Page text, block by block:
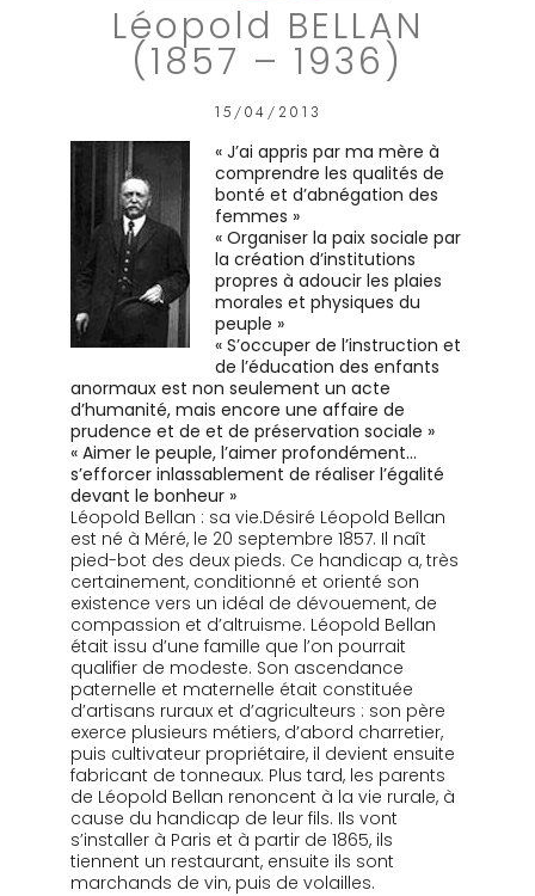
Léopold BELLAN
(1857 – 1936)
15/04/2013
« J’ai appris par ma mère à
comprendre les qualités de
bonté et d’abnégation des
femmes »
« Organiser la paix sociale par
la création d’institutions
propres à adoucir les plaies
morales et physiques du
peuple »
« S’occuper de l’instruction et
de l’éducation des enfants
anormaux est non seulement un acte
d’humanité, mais encore une affaire de
prudence et de et de préservation sociale »
« Aimer le peuple, l’aimer profondément…
s’efforcer inlassablement de réaliser l’égalité
devant le bonheur »
Léopold Bellan : sa vie.Désiré Léopold Bellan
est né à Méré, le 20 septembre 1857. Il naît
pied-bot des deux pieds. Ce handicap a, très
certainement, conditionné et orienté son
existence vers un idéal de dévouement, de
compassion et d’altruisme. Léopold Bellan
était issu d’une famille que l’on pourrait
qualifier de modeste. Son ascendance
paternelle et maternelle était constituée
d’artisans ruraux et d’agriculteurs : son père
exerce plusieurs métiers, d’abord charretier,
puis cultivateur propriétaire, il devient ensuite
fabricant de tonneaux. Plus tard, les parents
de Léopold Bellan renoncent à la vie rurale, à
cause du handicap de leur fils. Ils vont
s’installer à Paris et à partir de 1865, ils
tiennent un restaurant, ensuite ils sont
marchands de vin, puis de volailles.